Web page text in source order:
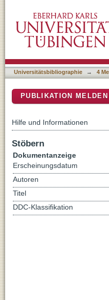
SPECT/CT: A
Universitätsbibliographie → 4
PUBLIKATION MELDEN
Hilfe und Informationen
Stöbern
Dokumentanzeige
Erscheinungsdatum
Autoren
Titel
DDC-Klassifikation